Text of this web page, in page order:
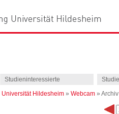
Studieninteressierte
Universität Hildesheim » Webcam » Archiv